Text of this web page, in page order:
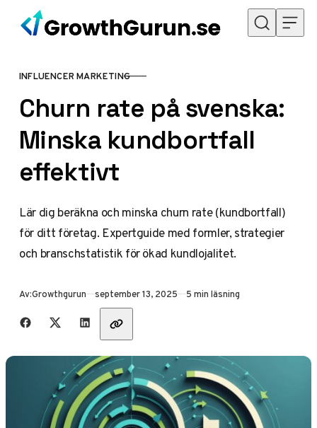
Hoppa till innehåll
KATEGORI
INFLUENCER MARKETING
Churn rate på svenska:
Minska kundbortfall
effektivt
Lär dig beräkna och minska churn rate (kundbortfall)
för ditt företag. Expertguide med formler, strategier
och branschstatistik för ökad kundlojalitet.
Av:Growthgurun Publicerad
september 13, 2025 5 min läsning
Dela med vänner